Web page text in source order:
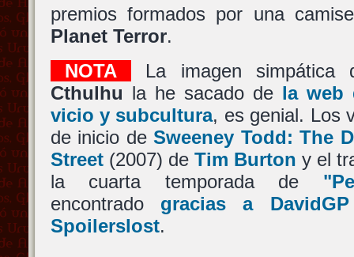
premios formados por una
Planet Terror.
NOTA
La imagen
Cthulhu la he sacado de la web
vicio y subcultura, es genial. Los
de inicio deSweeney Todd: The
Street(2007) de Tim Burton y el
la cuarta temporada de
encontrado gracias a DavidGP
Spoilerslost.